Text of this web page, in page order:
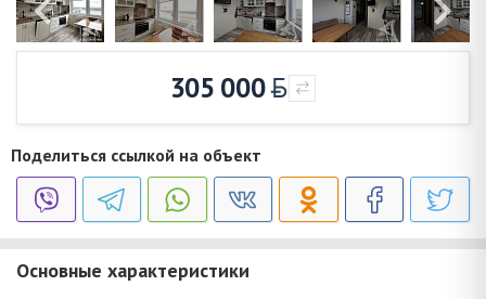
305 000
Поделиться ссылкой на объект
Основные характеристики